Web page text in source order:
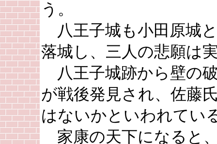
う。
八王子城も小田原城
落城し、三人の悲願は
八王子城跡から壁の
が戦後発見され、佐藤
はないかといわれてい
家康の天下になると